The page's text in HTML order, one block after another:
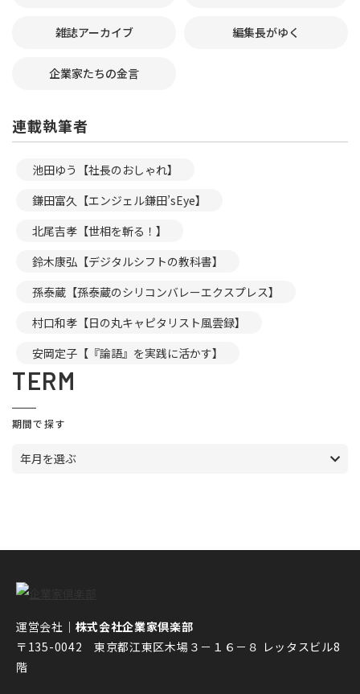
雑誌アーカイブ 編集長がゆく
企業家たちの金言
連載執筆者
池田ゆう【社長のおしゃれ】
鎌田富久【エンジェル鎌田’sEye】
北尾吉孝【世相を斬る！】
鈴木康弘【デジタルシフトの教科書】
孫泰蔵【孫泰蔵のシリコンバレーエクスプレス】
村口和孝【日の丸キャピタリスト風雲録】
安岡定子【『論語』を実践に活かす】
TERM
期間で探す
年月を選ぶ
運営会社｜ 株式会社企業家倶楽部
〒135-0042 東京都江東区木場３－１６－８ レッタスビル8
階